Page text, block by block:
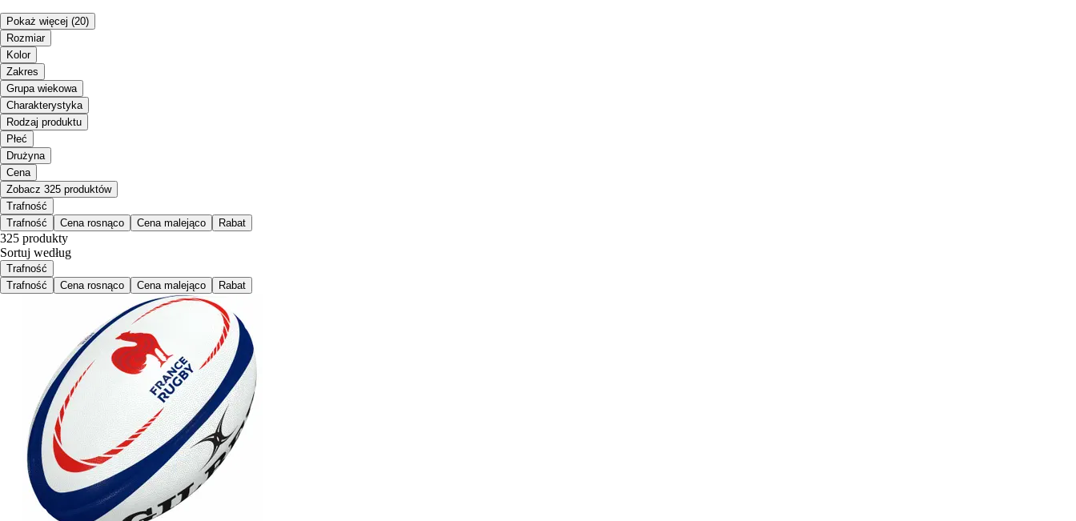
Pokaż więcej (20)
Rozmiar
Kolor
Zakres
Grupa wiekowa
Charakterystyka
Rodzaj produktu
Płeć
Drużyna
Cena
Zobacz 325 produktów
Trafność
Trafność
Cena rosnąco Cena malejąco Rabat
325 produkty
Sortuj według
Trafność
Trafność
Cena rosnąco Cena malejąco Rabat